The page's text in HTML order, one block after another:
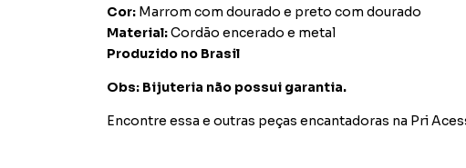
Cor: Marrom com dourado e preto com dourado
Material:Cordão encerado e metal
Produzido no Brasil
Obs: Bijuteria não possui garantia.
Encontre essa e outras peças encantadoras na Pri